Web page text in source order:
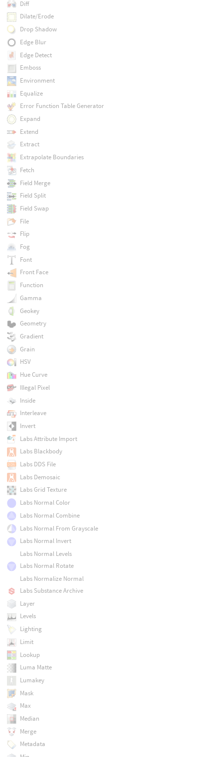
Diff
Dilate/Erode
Drop Shadow
Edge Blur
Edge Detect
Emboss
Environment
Equalize
Error Function Table Generator
Expand
Extend
Extract
Extrapolate Boundaries
Fetch
Field Merge
Field Split
Field Swap
File
Flip
Fog
Font
Front Face
Function
Gamma
Geokey
Geometry
Gradient
Grain
HSV
Hue Curve
Illegal Pixel
Inside
Interleave
Invert
Labs Attribute Import
Labs Blackbody
Labs DDS File
Labs Demosaic
Labs Grid Texture
Labs Normal Color
Labs Normal Combine
Labs Normal From Grayscale
Labs Normal Invert
Labs Normal Levels
Labs Normal Rotate
Labs Normalize Normal
Labs Substance Archive
Layer
Levels
Lighting
Limit
Lookup
Luma Matte
Lumakey
Mask
Max
Median
Merge
Metadata